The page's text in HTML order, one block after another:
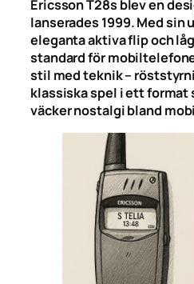
Ericsson T28s blev en
lanserades 1999. Med sin
eleganta aktiva flip och
standard för
stil med teknik –
klassiska spel i ett format
väcker nostalgi bland